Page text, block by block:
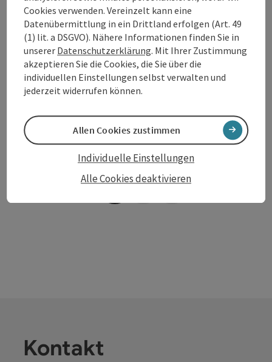
Beitrag merken: Heilfasten
Heilfasten
Schärding
Angebot
Zeitraum
ab € 1.406,00
Kontakt
Cookies verwenden. Vereinzelt kann eine
Datenübermittlung in ein Drittland erfolgen (Art. 49
(1) lit. a DSGVO). Nähere Informationen finden Sie in
unserer Datenschutzerklärung. Mit Ihrer Zustimmung
akzeptieren Sie die Cookies, die Sie über die
individuellen Einstellungen selbst verwalten und
jederzeit widerrufen können.
Alle Cookies deaktivieren
Individuelle Einstellungen
Allen Cookies zustimmen